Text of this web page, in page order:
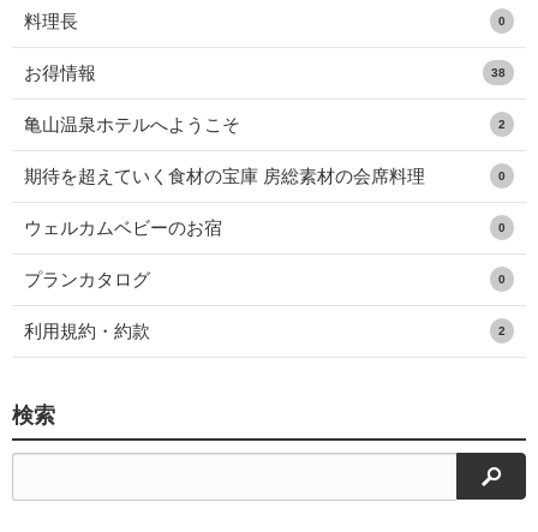
料理長 0
お得情報 38
亀山温泉ホテルへようこそ 2
期待を超えていく食材の宝庫 房総素材の会席料理 0
ウェルカムベビーのお宿 0
プランカタログ 0
利用規約・約款 2
検索
検索